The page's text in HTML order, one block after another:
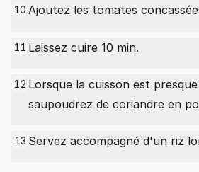
10 Ajoutez les tomates
11 Laissez cuire 10 min.
12 Lorsque la cuisson est
saupoudrez de coriandre en
13 Servez accompagné d'un riz